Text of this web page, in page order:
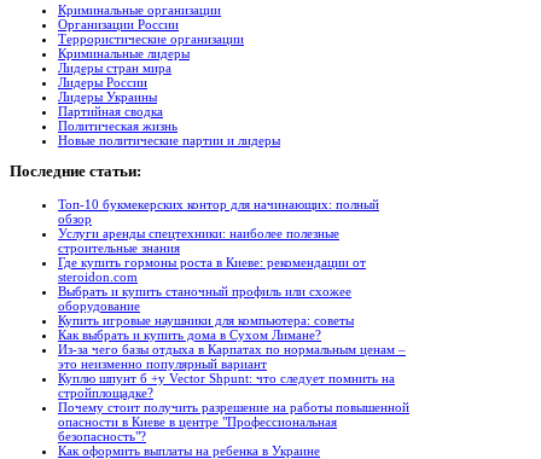
Криминальные организации
Организации России
Террористические организации
Криминальные лидеры
Лидеры стран мира
Лидеры России
Лидеры Украины
Партийная сводка
Политическая жизнь
Новые политические партии и лидеры
Последние статьи:
Топ-10 букмекерских контор для начинающих: полный
обзор
Услуги аренды спецтехники: наиболее полезные
строительные знания
Где купить гормоны роста в Киеве: рекомендации от
steroidon.com
Выбрать и купить станочный профиль или схожее
оборудование
Купить игровые наушники для компьютера: советы
Как выбрать и купить дома в Сухом Лимане?
Из-за чего базы отдыха в Карпатах по нормальным ценам –
это неизменно популярный вариант
Куплю шпунт б +у Vector Shpunt: что следует помнить на
стройплощадке?
Почему стоит получить разрешение на работы повышенной
опасности в Киеве в центре "Профессиональная
безопасность"?
Как оформить выплаты на ребенка в Украине